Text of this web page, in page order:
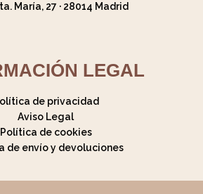
María, 27 · 28014 Madrid
LEGAL
de privacidad
Aviso Legal
Política de cookies
de envío y devoluciones